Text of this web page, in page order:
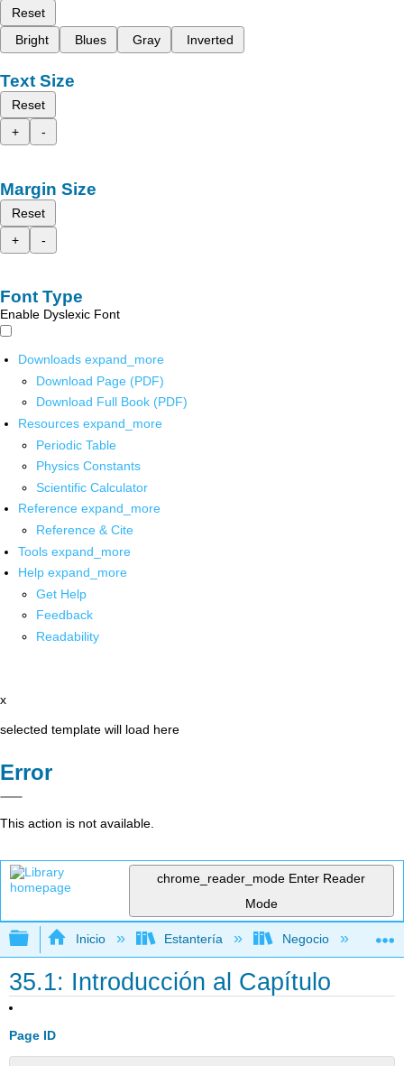
Reset
Bright
Blues Gray Inverted
Text Size
Reset
+
-
Margin Size
Reset
+
-
Font Type
Enable Dyslexic Font
Downloads expand_more
Download Page (PDF)
Download Full Book (PDF)
Resources expand_more
Periodic Table
Physics Constants
Scientific Calculator
Reference expand_more
Reference & Cite
Tools expand_more
Help expand_more
Get Help
Feedback
Readability
x
selected template will load here
Error
This action is not available.
chrome_reader_mode Enter Reader
Mode
Expandir/contraer jerarquía global
Inicio Estantería Negocio
35.1: Introducción al Capítulo
Page ID